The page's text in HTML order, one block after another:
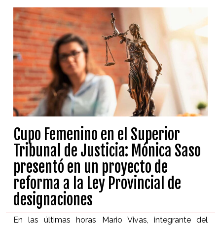
Cupo Femenino en el Superior
Tribunal de Justicia: Mónica Saso
presentó en un proyecto de
reforma a la Ley Provincial de
designaciones
En las últimas horas Mario Vivas, integrante del